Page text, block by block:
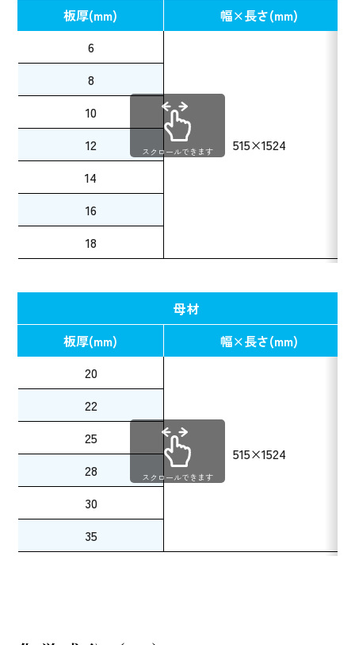
板厚(mm)
幅×長さ(mm)
6
515×1524
8
10
12
14
16
18
スクロールできます
母材
板厚(mm)
幅×長さ(mm)
20
515×1524
22
25
28
30
35
スクロールできます